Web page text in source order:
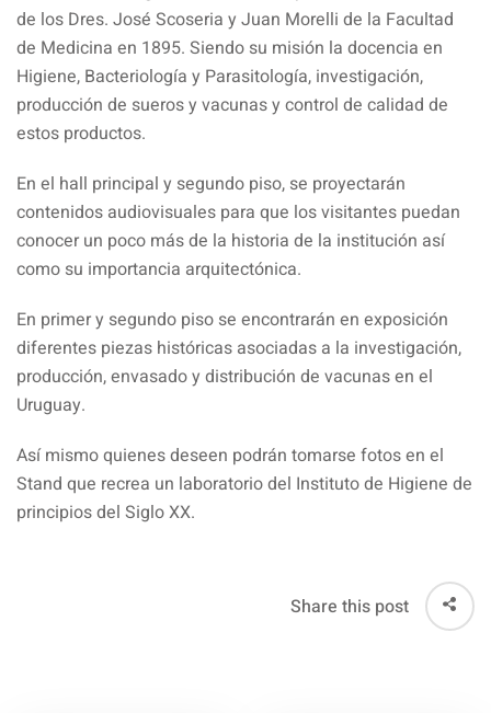
de los Dres. José Scoseria y Juan Morelli de la Facultad
de Medicina en 1895. Siendo su misión la docencia en
Higiene, Bacteriología y Parasitología, investigación,
producción de sueros y vacunas y control de calidad de
estos productos.
En el hall principal y segundo piso, se proyectarán
contenidos audiovisuales para que los visitantes puedan
conocer un poco más de la historia de la institución así
como su importancia arquitectónica.
En primer y segundo piso se encontrarán en exposición
diferentes piezas históricas asociadas a la investigación,
producción, envasado y distribución de vacunas en el
Uruguay.
Así mismo quienes deseen podrán tomarse fotos en el
Stand que recrea un laboratorio del Instituto de Higiene de
principios del Siglo XX.
Share this post